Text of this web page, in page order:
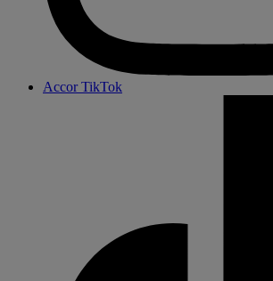
Accor TikTok